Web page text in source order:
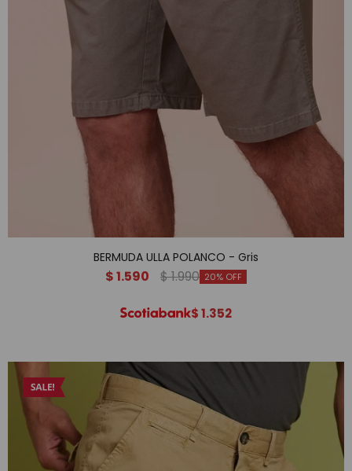
BERMUDA ULLA POLANCO - Gris
$1.590 $1.990 20
$1.352